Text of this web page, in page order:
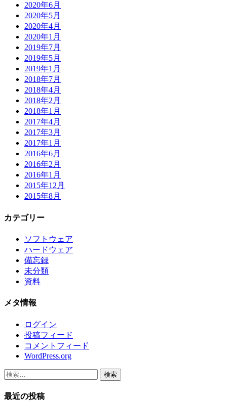
2020年6月
2020年5月
2020年4月
2020年1月
2019年7月
2019年5月
2019年1月
2018年7月
2018年4月
2018年2月
2018年1月
2017年4月
2017年3月
2017年1月
2016年6月
2016年2月
2016年1月
2015年12月
2015年8月
カテゴリー
ソフトウェア
ハードウェア
備忘録
未分類
資料
メタ情報
ログイン
投稿フィード
コメントフィード
WordPress.org
検
最近の投稿